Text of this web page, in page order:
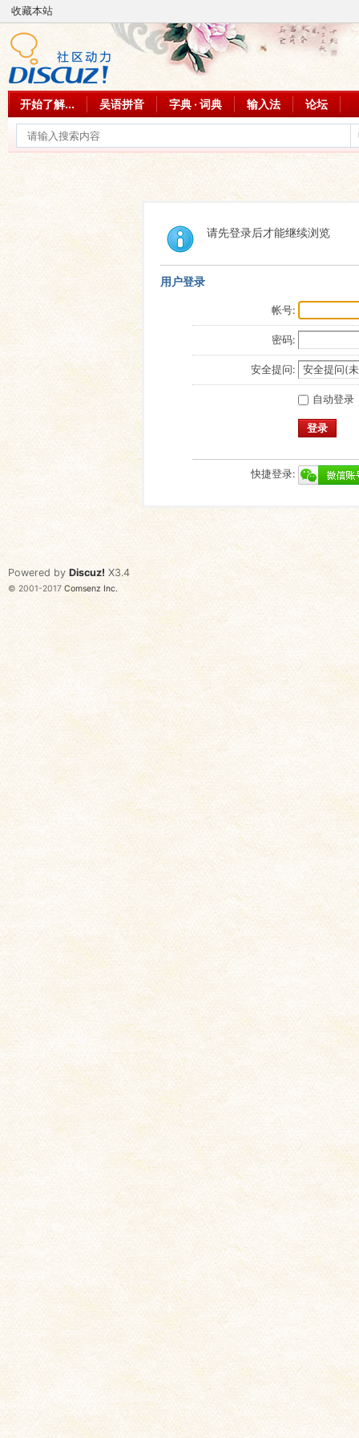
收藏本站
开始了解... 吴语拼音 字典 · 词典 输入法 论坛
请先登录后才能继续浏览
用户登录
帐号:
密码:
安全提问:
自动登录
登录
快捷登录:
Powered by Discuz! X3.4
© 2001-2017 Comsenz Inc.